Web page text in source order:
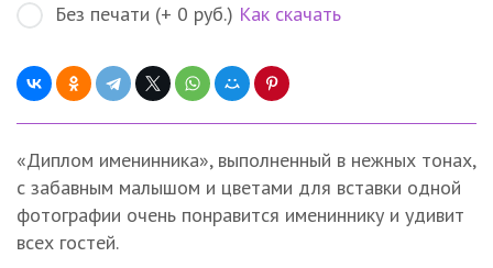
Без печати (+ 0 руб.) Как скачать
«Диплом именинника», выполненный в нежных тонах,
с забавным малышом и цветами для вставки одной
фотографии очень понравится имениннику и удивит
всех гостей.